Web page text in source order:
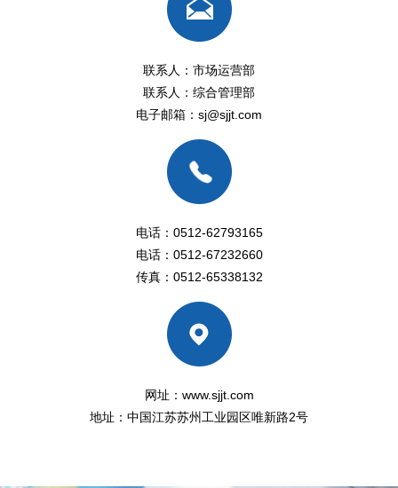
联系人： 市场运营部
联系人： 综合管理部
电子邮箱：sj@sjjt.com
电话： 0512-62793165
电话： 0512-67232660
传真：0512-65338132
网址：www.sjjt.com
地址：中国江苏苏州工业园区唯新路2号